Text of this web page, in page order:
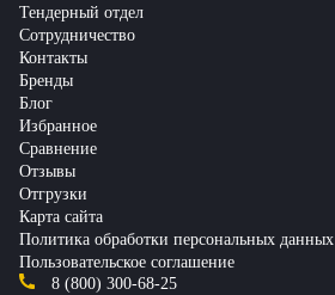
Тендерный отдел
Сотрудничество
Контакты
Бренды
Блог
Избранное
Сравнение
Отзывы
Отгрузки
Карта сайта
Политика обработки персональных данных
Пользовательское соглашение
8 (800) 300-68-25